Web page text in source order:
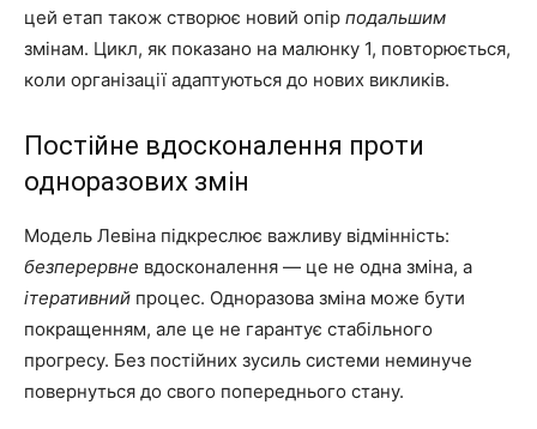
цей етап також створює новий опір подальшим
змінам. Цикл, як показано на малюнку 1, повторюється,
коли організації адаптуються до нових викликів.
Постійне вдосконалення проти
одноразових змін
Модель Левіна підкреслює важливу відмінність:
безперервне вдосконалення — це не одна зміна, а
ітеративний процес. Одноразова зміна може бути
покращенням, але це не гарантує стабільного
прогресу. Без постійних зусиль системи неминуче
повернуться до свого попереднього стану.